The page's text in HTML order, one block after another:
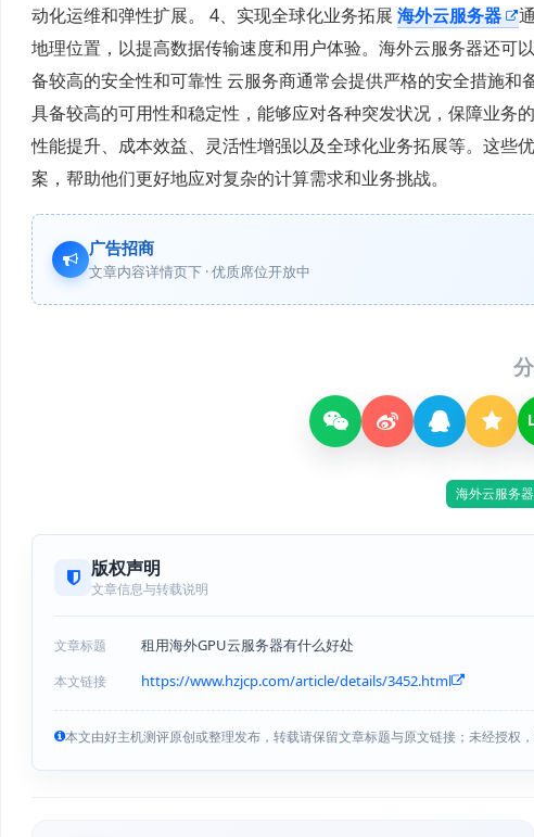
动化运维和弹性扩展。 4、实现全球化业务拓展 海外云服务器
地理位置，以提高数据传输速度和用户体验。海外云服务器还可
备较高的安全性和可靠性 云服务商通常会提供严格的安全措施
具备较高的可用性和稳定性，能够应对各种突发状况，保障业务
性能提升、成本效益、灵活性增强以及全球化业务拓展等。这些
案，帮助他们更好地应对复杂的计算需求和业务挑战。
广告招商
文章内容详情页下 · 优质席位开放中
海外云服务器
版权声明
文章信息与转载说明
文章标题 租用海外GPU云服务器有什么好处
本文链接 https://www.hzjcp.com/article/details/3452.html
本文由好主机测评原创或整理发布，转载请保留文章标题与原文链接；未经授权